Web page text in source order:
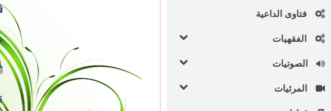
فتاوى الداعية
الفقهيات
الصوتيات
المرئيات